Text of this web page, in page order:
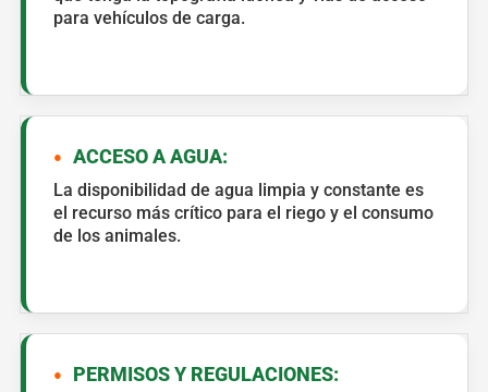
para vehículos de carga.
ACCESO A AGUA:
La disponibilidad de agua limpia y constante es
el recurso más crítico para el riego y el consumo
de los animales.
PERMISOS Y REGULACIONES: